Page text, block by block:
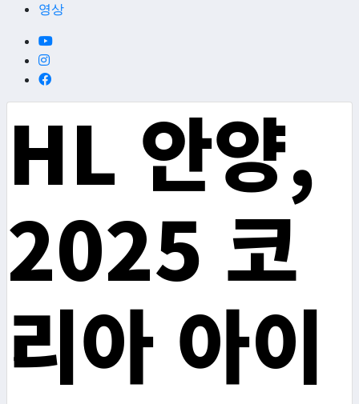
영상
HL 안양,
2025 코
리아 아이